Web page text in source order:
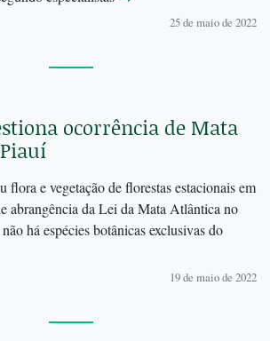
25 de maio de 2022
ocorrência de Mata
flora e vegetação de florestas estacionais em
abrangência da Lei da Mata Atlântica no
há espécies botânicas exclusivas do
19 de maio de 2022